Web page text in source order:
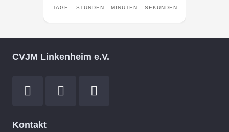
TAGE STUNDEN MINUTEN SEKUNDEN
CVJM Linkenheim e.V.
Kontakt